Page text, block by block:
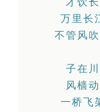
万里长
不管风
子在
风樯
一桥飞